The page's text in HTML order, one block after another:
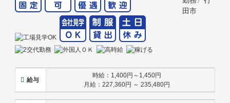
給与
時給：1,400円～1,450円
月給：227,360円 ～ 235,480円